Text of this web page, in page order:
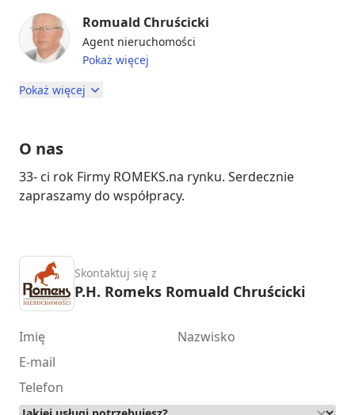
Romuald Chruścicki
Agent nieruchomości
Pokaż więcej
Pokaż więcej
O nas
33- ci rok Firmy ROMEKS.na rynku. Serdecznie
zapraszamy do współpracy.
Skontaktuj się z
P.H. Romeks Romuald Chruścicki